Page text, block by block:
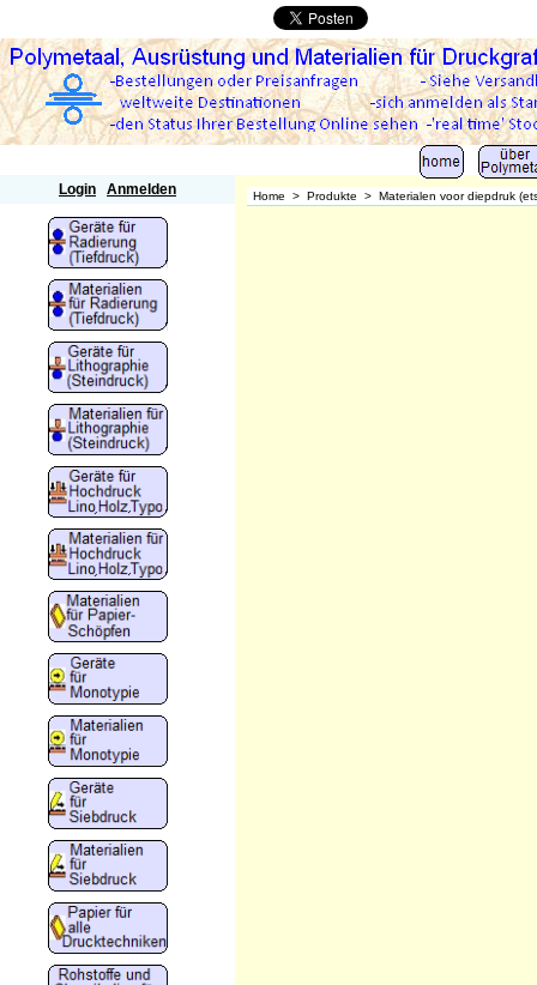
Login Anmelden Home > Produkte > Materialen voor diepdruk